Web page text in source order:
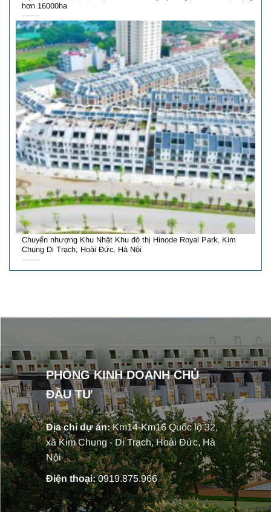
hơn 16000ha
Chuyển nhượng Khu Nhật Khu đô thị Hinode Royal Park, Kim
Chung Di Trạch, Hoài Đức, Hà Nội
PHÒNG KINH DOANH CHỦ
ĐẦU TƯ
Địa chỉ dự án:Km14-Km16 Quốc lộ 32,
xã Kim Chung - Di Trạch, Hoài Đức, Hà
Nội
Điện thoại:0919.875.966